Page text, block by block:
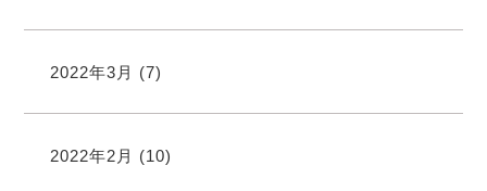
2022年3月 (7)
2022年2月 (10)